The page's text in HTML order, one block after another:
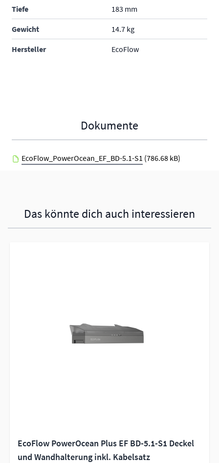
Tiefe 183 mm
Gewicht 14.7 kg
Hersteller EcoFlow
Dokumente
EcoFlow_PowerOcean_EF_BD-5.1-S1 (786.68 kB)
Das könnte dich auch interessieren
EcoFlow PowerOcean Plus EF BD-5.1-S1 Deckel
und Wandhalterung inkl. Kabelsatz